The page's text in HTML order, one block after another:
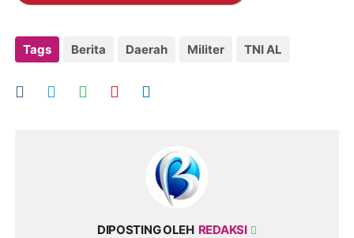
Tags Berita Daerah Militer TNI AL
DIPOSTING OLEH REDAKSI